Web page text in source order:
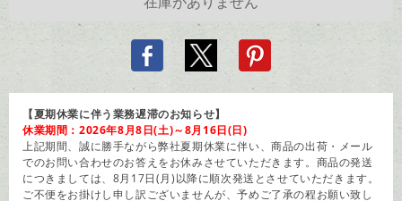
【夏期休業に伴う業務遅滞のお知らせ】
休業期間：2026年8月8日(土)～8月16日(日)
上記期間、誠に勝手ながら弊社夏期休業に伴い、商品の出荷・メール
でのお問い合わせのお答えをお休みさせていただきます。商品の発送
につきましては、8月17日(月)以降に順次発送とさせていただきます。
ご不便をお掛けし申し訳ございませんが、予めご了承の程お願い致し